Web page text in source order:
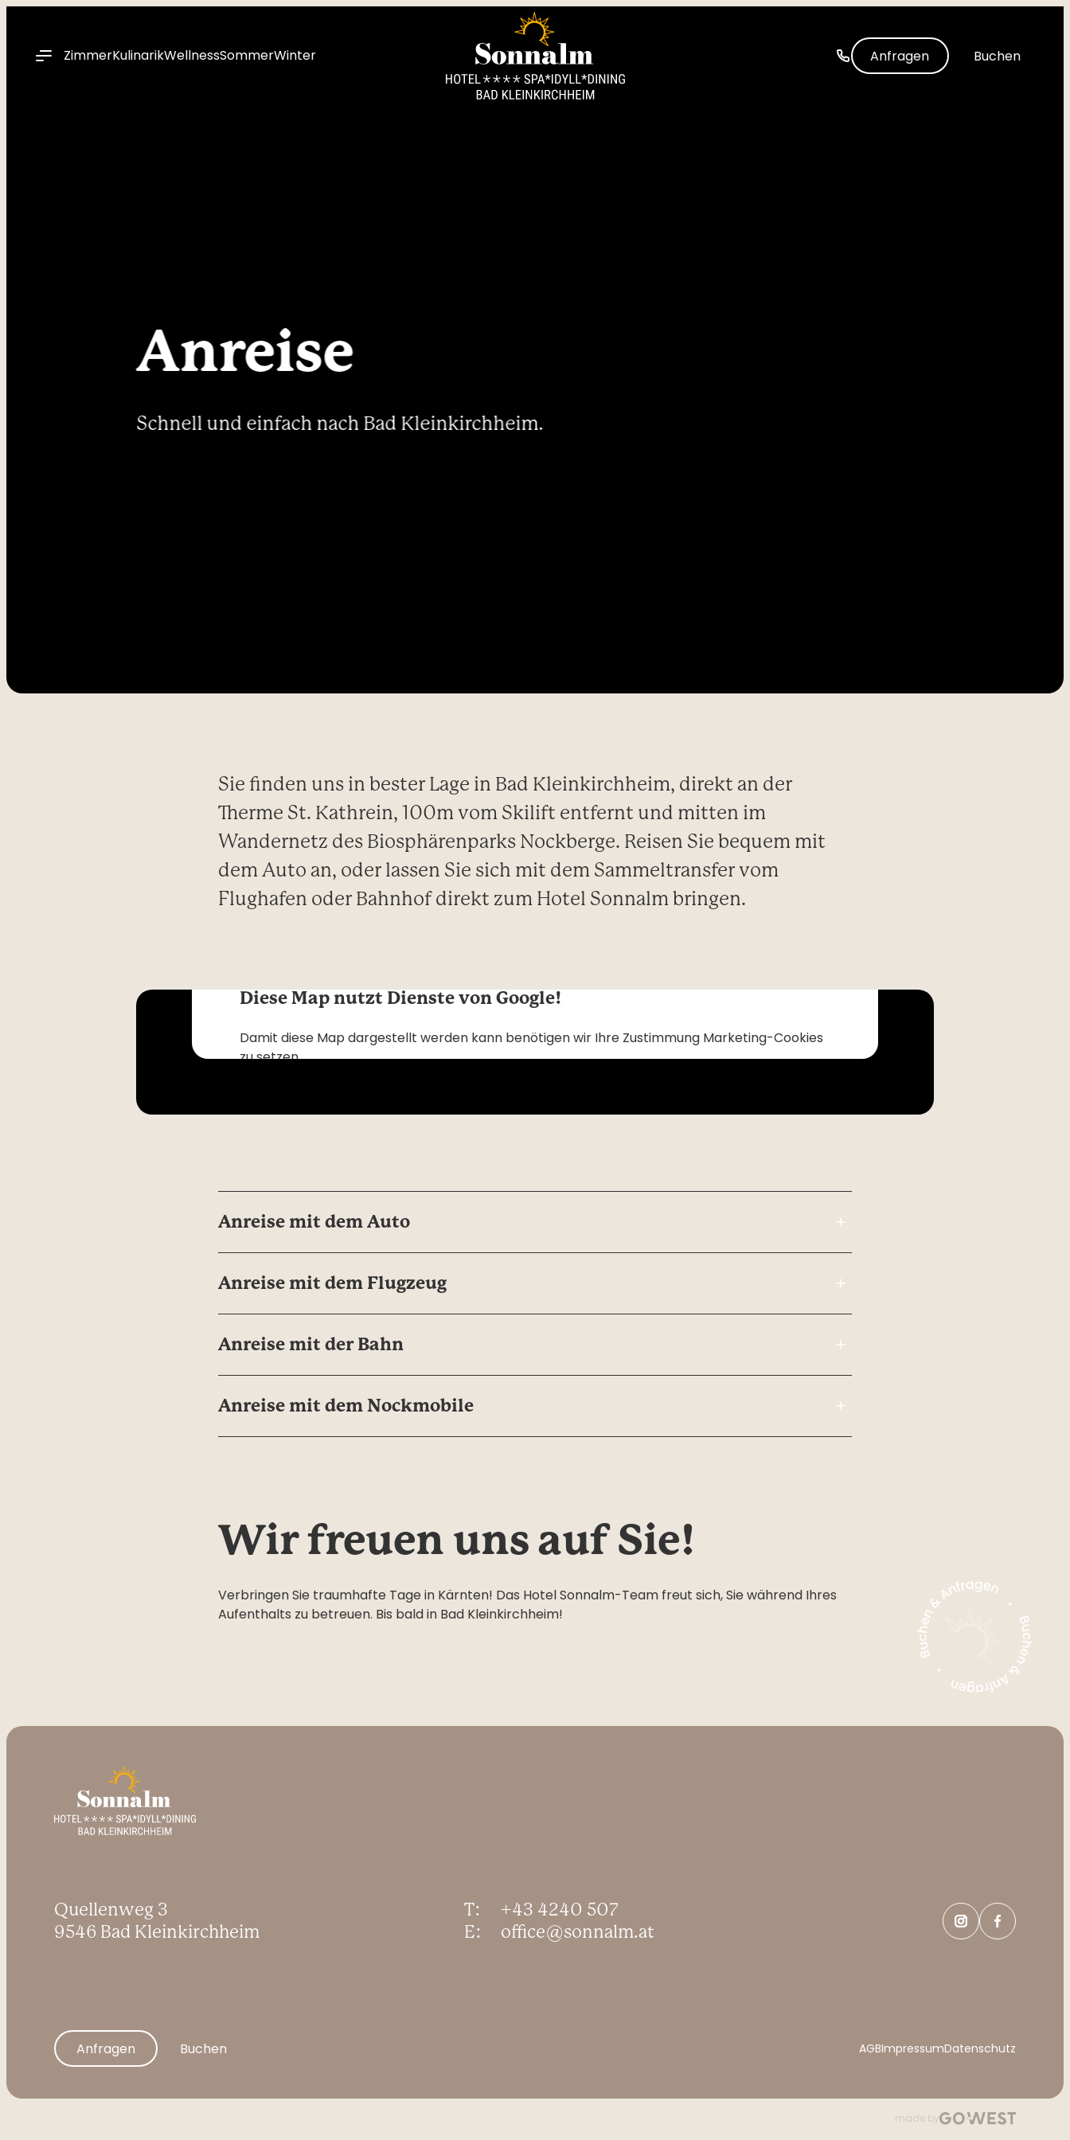
-------------
-------------
ZimmerKulinarikWellnessSommerWinter Anfragen Buchen
Anreise
Schnell und einfach nach Bad Kleinkirchheim.
Sie finden uns in bester Lage in Bad Kleinkirchheim, direkt an der
Therme St. Kathrein, 100m vom Skilift entfernt und mitten im
Wandernetz des Biosphärenparks Nockberge. Reisen Sie bequem mit
dem Auto an, oder lassen Sie sich mit dem Sammeltransfer vom
Flughafen oder Bahnhof direkt zum Hotel Sonnalm bringen.
Diese Map nutzt Dienste von Google!
Damit diese Map dargestellt werden kann benötigen wir Ihre Zustimmung Marketing-Cookies
zu setzen.
Anreise mit dem Auto
Anreise mit dem Flugzeug
Anreise mit der Bahn
Anreise mit dem Nockmobile
Wir freuen uns auf Sie!
Verbringen Sie traumhafte Tage in Kärnten! Das Hotel Sonnalm-Team freut sich, Sie während Ihres
Aufenthalts zu betreuen. Bis bald in Bad Kleinkirchheim!
Quellenweg 3
9546 Bad Kleinkirchheim
T:
+43 4240 507
E:
office@sonnalm.at
Anfragen Buchen AGBImpressumDatenschutz
made by